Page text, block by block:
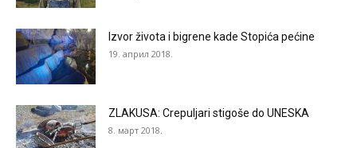
Izvor života i bigrene kade Stopića pećine
19. април 2018.
ZLAKUSA: Crepuljari stigoše do UNESKA
8. март 2018.